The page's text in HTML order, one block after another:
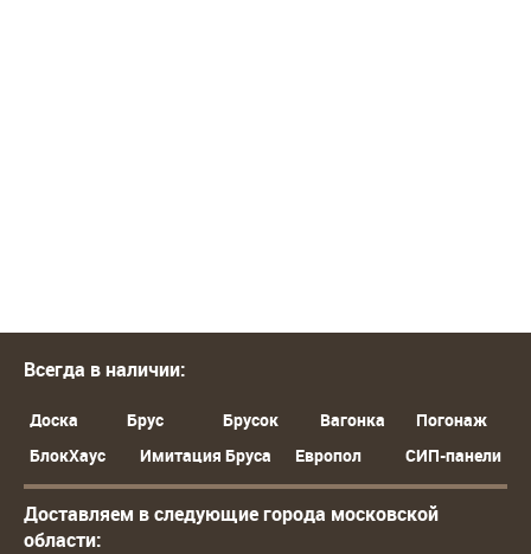
Всегда в наличии:
Доска Брус Брусок Вагонка
Погонаж
БлокХаус
Имитация Бруса Европол СИП-панели
Доставляем в следующие города московской
области: